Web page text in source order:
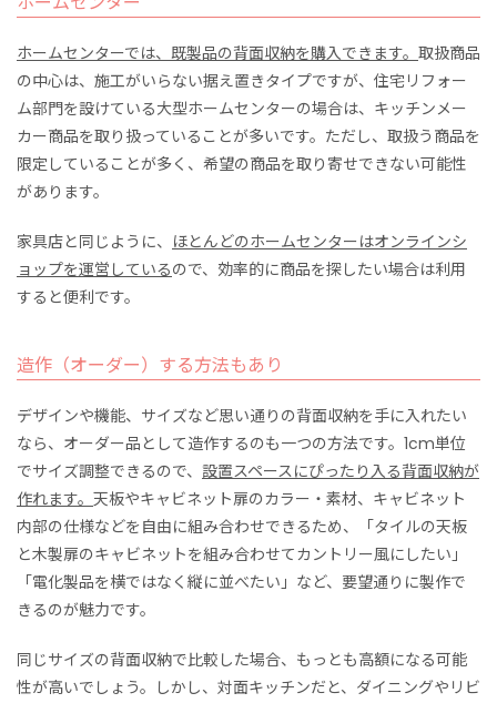
ホームセンターでは、既製品の背面収納を購入できます。 取扱商品
の中心は、施工がいらない据え置きタイプですが、住宅リフォー
ム部門を設けている大型ホームセンターの場合は、キッチンメー
カー商品を取り扱っていることが多いです。ただし、取扱う商品を
限定していることが多く、希望の商品を取り寄せできない可能性
があります。
家具店と同じように、 ほとんどのホームセンターはオンラインシ
ョップを運営しているので、効率的に商品を探したい場合は利用
すると便利です。
造作（オーダー）する方法もあり
デザインや機能、サイズなど思い通りの背面収納を手に入れたい
なら、オーダー品として造作するのも一つの方法です。1cm単位
でサイズ調整できるので、 設置スペースにぴったり入る背面収納が
作れます。 天板やキャビネット扉のカラー・素材、キャビネット
内部の仕様などを自由に組み合わせできるため、「タイルの天板
と木製扉のキャビネットを組み合わせてカントリー風にしたい」
「電化製品を横ではなく縦に並べたい」など、要望通りに製作で
きるのが魅力です。
同じサイズの背面収納で比較した場合、もっとも高額になる可能
性が高いでしょう。しかし、対面キッチンだと、ダイニングやリビ